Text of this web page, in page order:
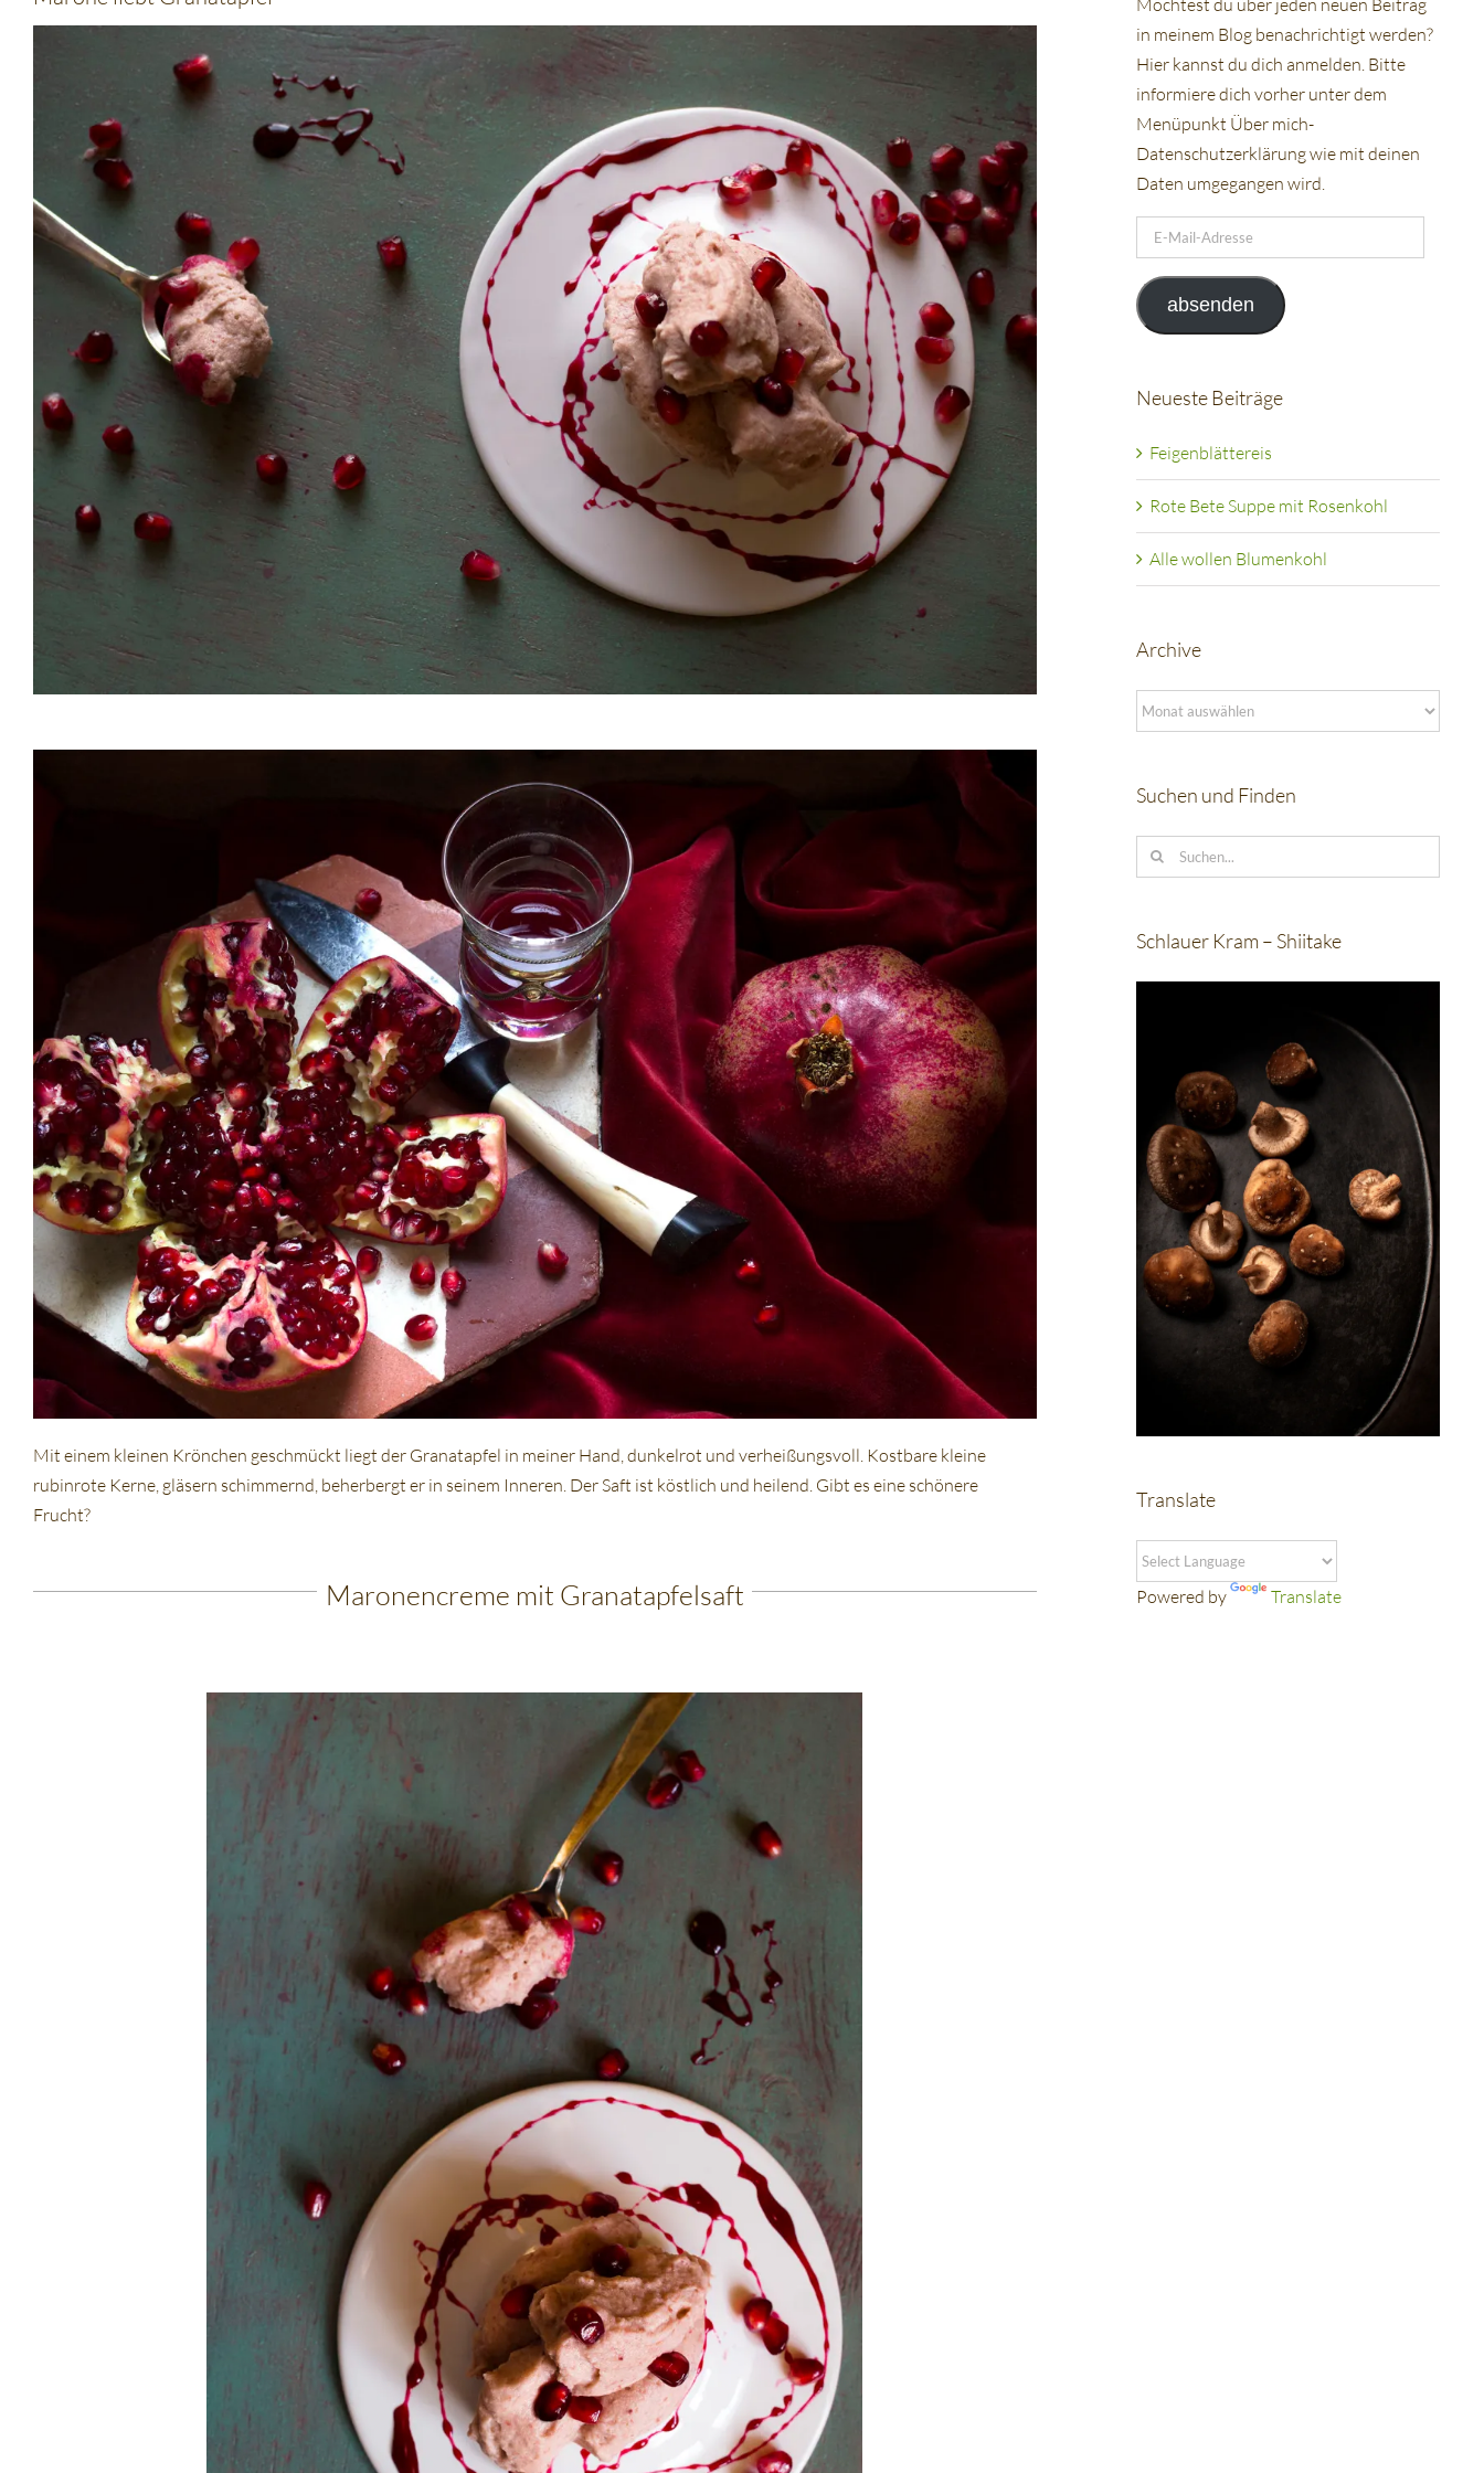
Mit einem kleinen Krönchen geschmückt liegt der Granatapfel in meiner Hand, dunkelrot und verheißungsvoll. Kostbare kleine
rubinrote Kerne, gläsern schimmernd, beherbergt er in seinem Inneren. Der Saft ist köstlich und heilend. Gibt es eine schönere
Frucht?
Maronencreme mit Granatapfelsaft
in meinem Blog benachrichtigt werden?
Hier kannst du dich anmelden. Bitte
informiere dich vorher unter dem
Menüpunkt Über mich-
Datenschutzerklärung wie mit deinen
Daten umgegangen wird.
Mail-
Adresse
absenden
Neueste Beiträge
Feigenblättereis
Rote Bete Suppe mit Rosenkohl
Alle wollen Blumenkohl
Archive
Archive
Suchen und Finden
Suche
nach:
Schlauer Kram – Shiitake
Translate
Powered by Translate